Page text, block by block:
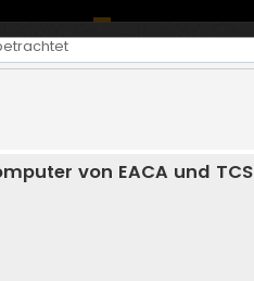
von EACA und TCS